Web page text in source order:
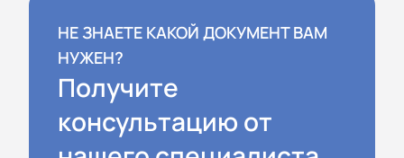
НЕ ЗНАЕТЕ КАКОЙ ДОКУМЕНТ ВАМ
НУЖЕН?
Получите
консультацию от